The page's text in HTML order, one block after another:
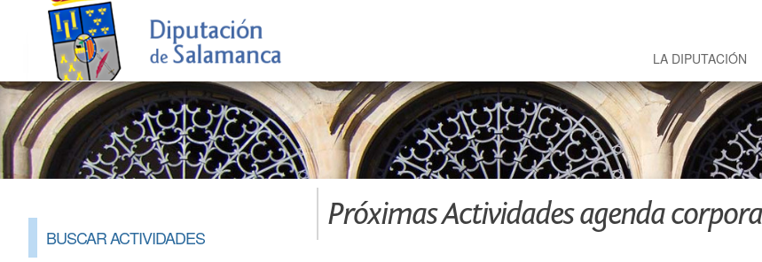
LA DIPUTACIÓN
BUSCAR ACTIVIDADES
Próximas Actividades agenda